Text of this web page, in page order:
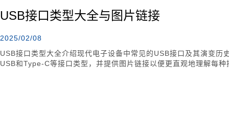
USB接口类型大全与图片链接
2025/02/08
USB接口类型大全介绍现代电子设备中常见的USB接口及其演变
USB和Type-C等接口类型，并提供图片链接以便更直观地理解每